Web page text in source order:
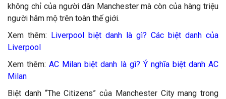
không chỉ của người dân Manchester mà còn của hàng triệu
người hâm mộ trên toàn thế giới.
Xem thêm:
Liverpool biệt danh là gì? Các biệt danh của
Liverpool
Xem thêm:AC Milan biệt danh là gì? Ý nghĩa biệt danh AC
Milan
Biệt danh “The Citizens” của Manchester City mang trong